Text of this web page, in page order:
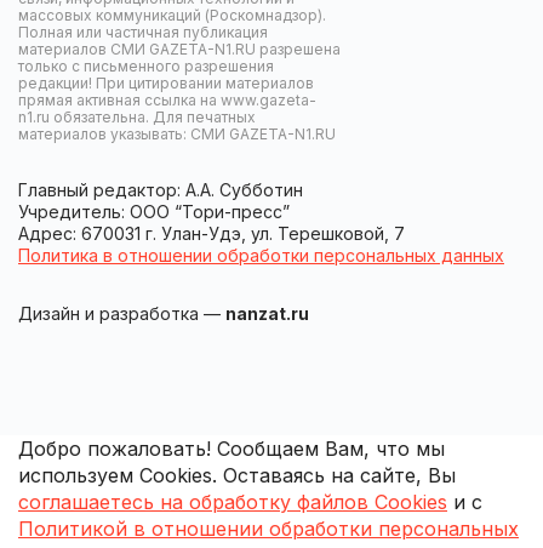
массовых коммуникаций (Роскомнадзор).
Полная или частичная публикация
материалов СМИ GAZETA-N1.RU разрешена
только с письменного разрешения
редакции! При цитировании материалов
прямая активная ссылка на www.gazeta-
n1.ru обязательна. Для печатных
материалов указывать: СМИ GAZETA-N1.RU
Главный редактор: А.А. Субботин
Учредитель: ООО “Тори-пресс”
Адрес: 670031 г. Улан-Удэ, ул. Терешковой, 7
Политика в отношении обработки персональных данных
Дизайн и разработка — nanzat.ru
Добро пожаловать! Сообщаем Вам, что мы
используем Cookies. Оставаясь на сайте, Вы
соглашаетесь на обработку файлов Cookies и с
Политикой в отношении обработки персональных